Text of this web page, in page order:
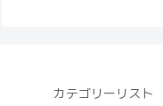
カテゴリーリスト